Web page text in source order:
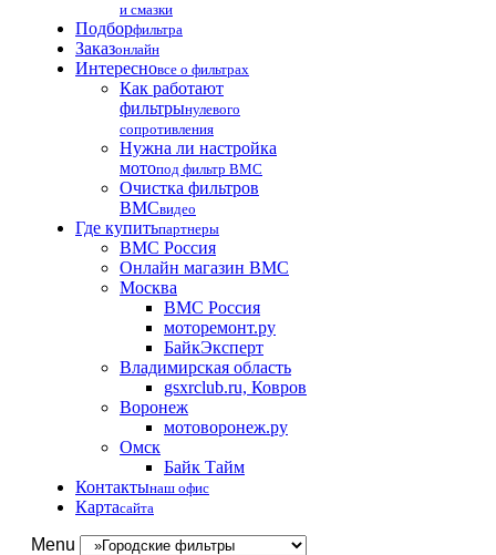
и смазки
Подборфильтра
Заказонлайн
Интересновсе о фильтрах
Как работают
фильтрынулевого
сопротивления
Нужна ли настройка
мотопод фильтр BMC
Очистка фильтров
BMCвидео
Где купитьпартнеры
BMC Россия
Онлайн магазин BMC
Москва
BMC Россия
моторемонт.ру
БайкЭксперт
Владимирская область
gsxrclub.ru, Ковров
Воронеж
мотоворонеж.ру
Омск
Байк Тайм
Контактынаш офис
Картасайта
Menu